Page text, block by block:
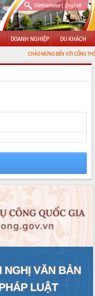
Vietnamese| English
DOANH NGHIỆP DU KHÁCH
CHÀO MỪNG ĐẾN VỚI CỔNG THÔNG TIN